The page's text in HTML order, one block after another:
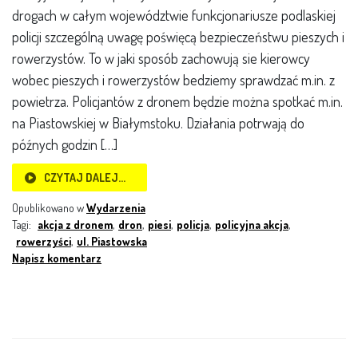
drogach w całym województwie funkcjonariusze podlaskiej
policji szczególną uwagę poświęcą bezpieczeństwu pieszych i
rowerzystów. To w jaki sposób zachowują sie kierowcy
wobec pieszych i rowerzystów bedziemy sprawdzać m.in. z
powietrza. Policjantów z dronem będzie można spotkać m.in.
na Piastowskiej w Białymstoku. Działania potrwają do
późnych godzin […]
CZYTAJ DALEJ…
Opublikowano wWydarzenia
Tagi: akcja z dronem, dron, piesi, policja, policyjna akcja,
rowerzyści, ul. Piastowska
Napisz komentarz